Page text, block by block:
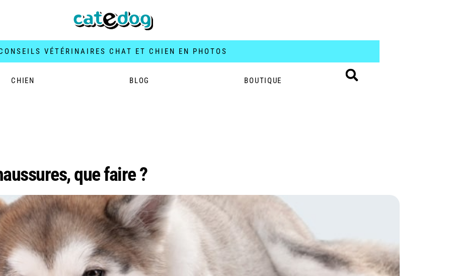
VÉTÉRINAIRES CHAT ET CHIEN EN PHOTOS
CHIEN BLOG BOUTIQUE
que faire ?